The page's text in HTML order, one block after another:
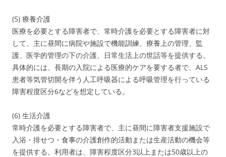
(5) 療養介護
医療を必要とする障害者で、常時介護を必要とする障害者に対
して、主に昼間に病院や施設で機能訓練、療養上の管理、監
護、医学的管理の下の介護、日常生活上の世話等を提供する。
具体的には、長期の入院による医療的ケアを要する者で、ALS
患者等気管切開を伴う人工呼吸器による呼吸管理を行っている
障害程度区分6などを想定している。
(6) 生活介護
常時介護を必要とする障害者で、主に昼間に障害者支援施設で
入浴・排せつ・食事の介護創作的活動または生産活動の機会等
を提供する。利用者は、障害程度区分3以上または50歳以上の